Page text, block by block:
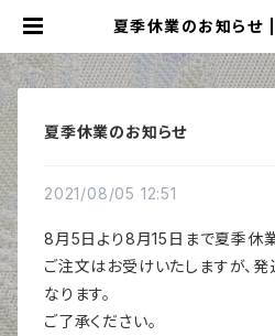
夏季休業のお知らせ
夏季休業のお知らせ
2021/08/05 12:51
8月5日より8月15日まで夏季休業
ご注文はお受けいたしますが、
なります。
ご了承ください。